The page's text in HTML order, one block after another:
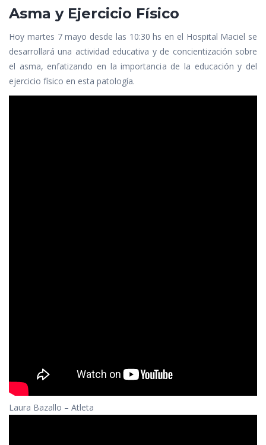
Asma y Ejercicio Físico
Hoy martes 7 mayo desde las 10:30 hs en el Hospital Maciel se
desarrollará una actividad educativa y de concientización sobre
el asma, enfatizando en la importancia de la educación y del
ejercicio físico en esta patología.
Laura Bazallo – Atleta